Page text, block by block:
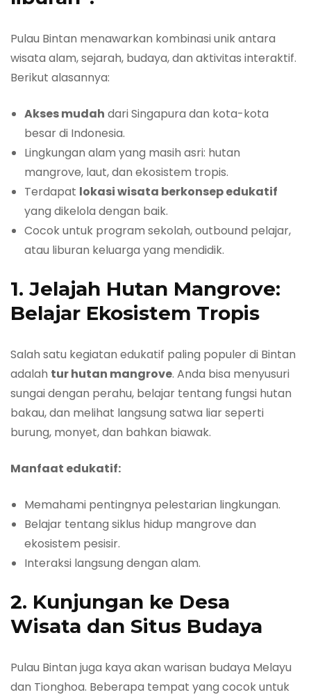
Pulau Bintan menawarkan kombinasi unik antara
wisata alam, sejarah, budaya, dan aktivitas interaktif.
Berikut alasannya:
Akses mudah dari Singapura dan kota-kota
besar di Indonesia.
Lingkungan alam yang masih asri: hutan
mangrove, laut, dan ekosistem tropis.
Terdapat lokasi wisata berkonsep edukatif
yang dikelola dengan baik.
Cocok untuk program sekolah, outbound pelajar,
atau liburan keluarga yang mendidik.
1. Jelajah Hutan Mangrove:
Belajar Ekosistem Tropis
Salah satu kegiatan edukatif paling populer di Bintan
adalah tur hutan mangrove. Anda bisa menyusuri
sungai dengan perahu, belajar tentang fungsi hutan
bakau, dan melihat langsung satwa liar seperti
burung, monyet, dan bahkan biawak.
Manfaat edukatif:
Memahami pentingnya pelestarian lingkungan.
Belajar tentang siklus hidup mangrove dan
ekosistem pesisir.
Interaksi langsung dengan alam.
2. Kunjungan ke Desa
Wisata dan Situs Budaya
Pulau Bintan juga kaya akan warisan budaya Melayu
dan Tionghoa. Beberapa tempat yang cocok untuk